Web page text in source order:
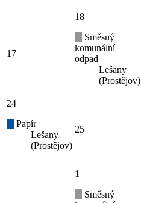
17
18
Směsný
komunální
odpad
Lešany
(Prostějov)
24
Papír
Lešany
(Prostějov)
25
1
Směsný